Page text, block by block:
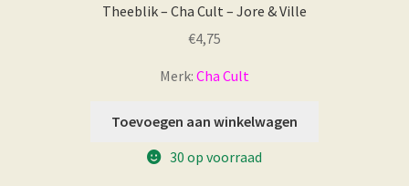
Theeblik – Cha Cult – Jore & Ville
€4,75
Merk: Cha Cult
Toevoegen aan winkelwagen
30 op voorraad